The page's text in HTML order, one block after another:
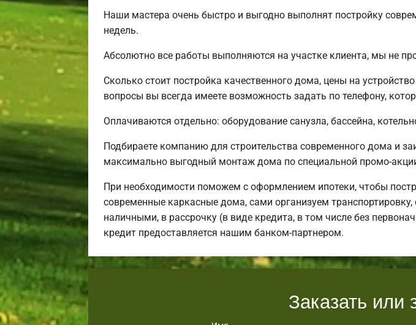
Наши мастера очень быстро и выгодно выполнят постройку
недель.
Абсолютно все работы выполняются на участке клиента, мы не
Сколько стоит постройка качественного дома, цены на
вопросы вы всегда имеете возможность задать по телефону,
Оплачиваются отдельно: оборудование санузла, бассейна,
Подбираете компанию для строительства современного дома и
максимально выгодный монтаж дома по специальной промо-
При необходимости поможем с оформлением ипотеки, чтобы
современные каркасные дома, сами организуем
наличными, в рассрочку (в виде кредита, в том числе без
кредит предоставляется нашим банком-партнером.
Заказать или